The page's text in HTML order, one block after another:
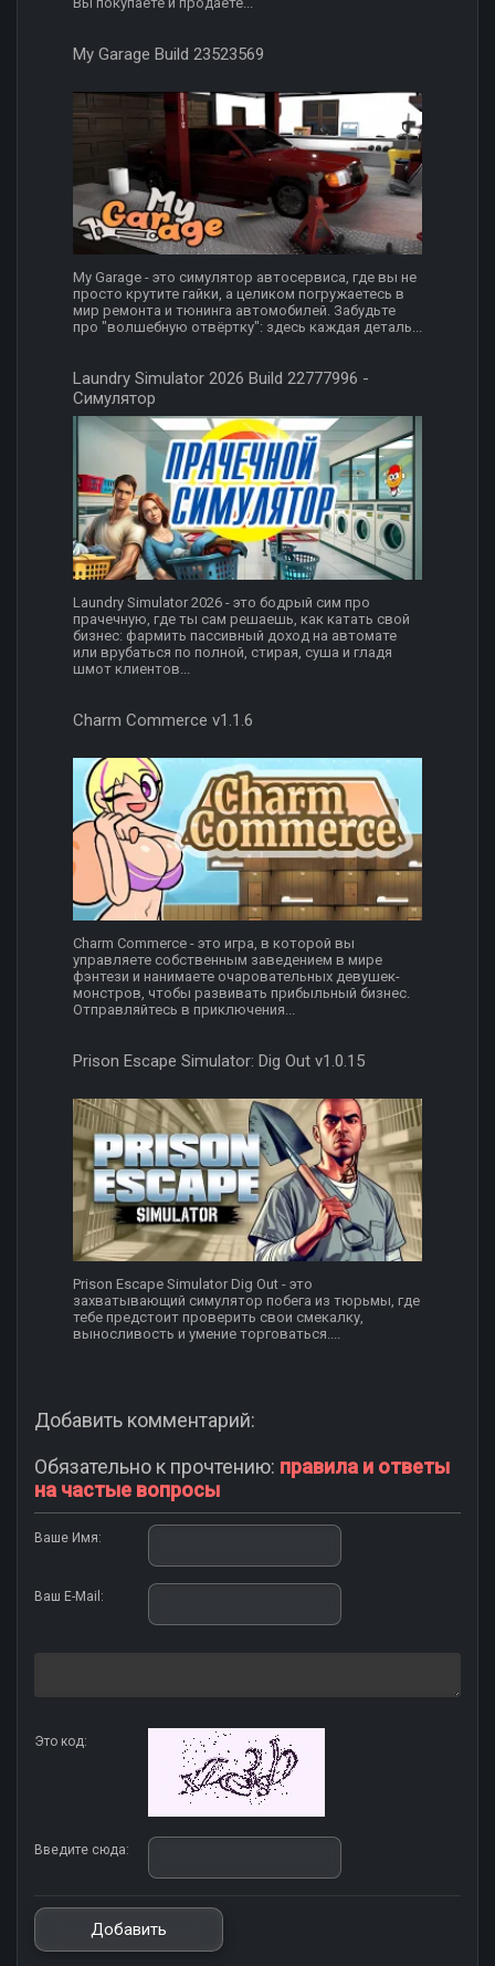
My Garage Build 23523569
My Garage - это симулятор автосервиса, где вы не
просто крутите гайки, а целиком погружаетесь в
мир ремонта и тюнинга автомобилей. Забудьте
про "волшебную отвёртку": здесь каждая деталь...
Laundry Simulator 2026 Build 22777996 -
Симулятор
Laundry Simulator 2026 - это бодрый сим про
прачечную, где ты сам решаешь, как катать свой
бизнес: фармить пассивный доход на автомате
или врубаться по полной, стирая, суша и гладя
шмот клиентов...
Charm Commerce v1.1.6
Charm Commerce - это игра, в которой вы
управляете собственным заведением в мире
фэнтези и нанимаете очаровательных девушек-
монстров, чтобы развивать прибыльный бизнес.
Отправляйтесь в приключения...
Prison Escape Simulator: Dig Out v1.0.15
Prison Escape Simulator Dig Out - это
захватывающий симулятор побега из тюрьмы, где
тебе предстоит проверить свои смекалку,
выносливость и умение торговаться....
Добавить комментарий:
Обязательно к прочтению: правила и ответы
на частые вопросы
Ваше Имя:
Ваш E-Mail:
Это код:
Введите сюда: